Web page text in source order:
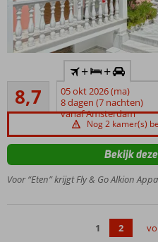
Kleinschalige
accommodatie
Authentieke
Griekse stijl
centrum op
korte
8,7
Aanrader
39
beoordelingen
+ +
05 okt 2026 (ma)
8 dagen (7 nachten)
vanaf Amsterdam
Nog 2 kamer(s)
Voor “Eten” krijgt Fly & Go Alkion
Bekijk
1 2